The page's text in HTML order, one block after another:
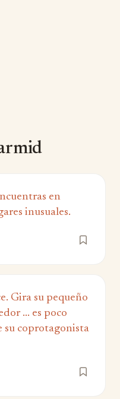
en
inusuales.
Gira su pequeño
... es poco
su coprotagonista